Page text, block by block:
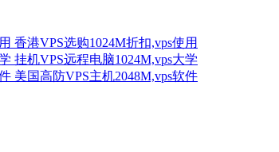
香港VPS选购1024M折扣,vps使用
挂机VPS远程电脑1024M,vps大学
美国高防VPS主机2048M,vps软件